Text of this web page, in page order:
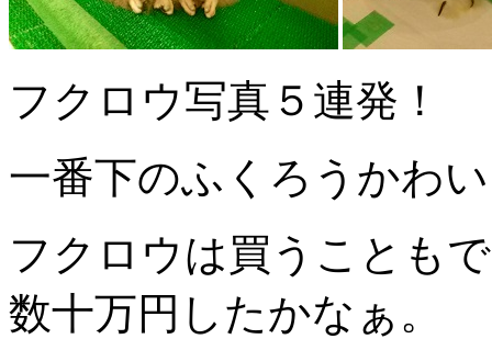
フクロウ写真５連発！
一番下のふくろうかわ
フクロウは買うことも
数十万円したかなぁ。